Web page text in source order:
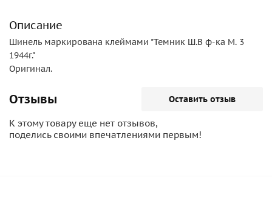
Описание
Шинель маркирована клеймами "Темник Ш.В ф-ка М. 3
1944г."
Оригинал.
Отзывы Оставить отзыв
К этому товару еще нет отзывов,
поделись своими впечатлениями первым!